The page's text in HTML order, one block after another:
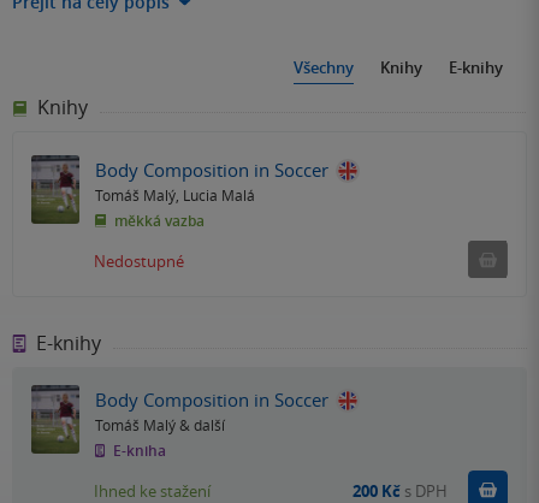
Všechny Knihy E-knihy
Knihy
Body Composition in Soccer
Tomáš Malý, Lucia Malá
měkká vazba
Nedostupné
E-knihy
Body Composition in Soccer
Tomáš Malý& další
E-kniha
Ihned ke stažení 200 Kč s DPH Koupit